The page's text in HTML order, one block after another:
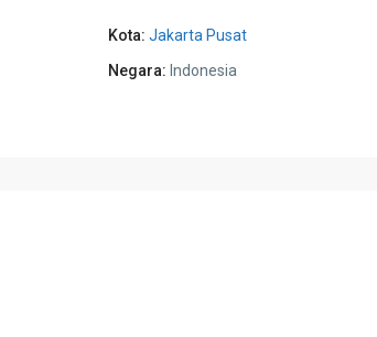
Kota: Jakarta Pusat
Negara: Indonesia